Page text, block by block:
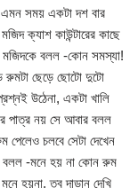
সময় একটা দশ বার
ক্যাশ কাউন্টারের কাছে
মজিদকে বলল -কোন সমস্যা!
রুমটা ছেড়ে ছোটো দুটো
উঠেনা, একটা খালি
পাত্র নয় সে আবার বলল
চলবে সেটা দেখেন
বলল -মনে হয় না কোন রুম
হয়না, তবু দাড়ান দেখি